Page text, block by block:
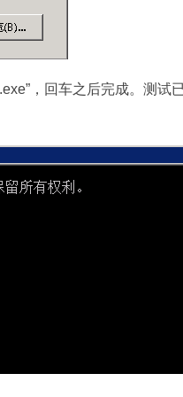
，回车之后完成。测试